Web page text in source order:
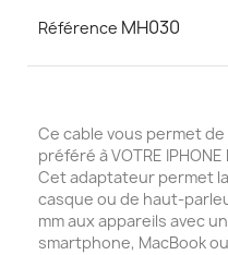
Référence MH030
Ce cable vous permet
préféré à VOTRE IPHONE
Cet adaptateur permet
casque ou de haut-
mm aux appareils avec
smartphone, MacBook